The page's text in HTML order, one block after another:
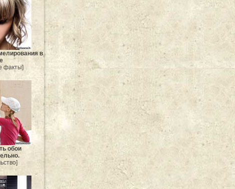
в
факты]
обои